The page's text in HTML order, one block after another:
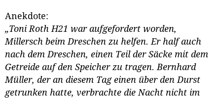
Anekdote:
„Toni Roth H21 war aufgefordert worden,
Millersch beim Dreschen zu helfen. Er half auch
nach dem Dreschen, einen Teil der Säcke mit dem
Getreide auf den Speicher zu tragen. Bernhard
Müller, der an diesem Tag einen über den Durst
getrunken hatte, verbrachte die Nacht nicht im